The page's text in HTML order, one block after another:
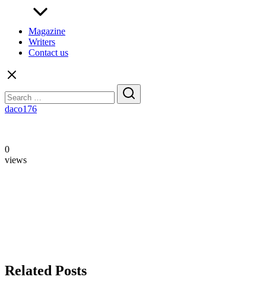
Magazine
Writers
Contact us
for:
daco176
0
views
Related Posts